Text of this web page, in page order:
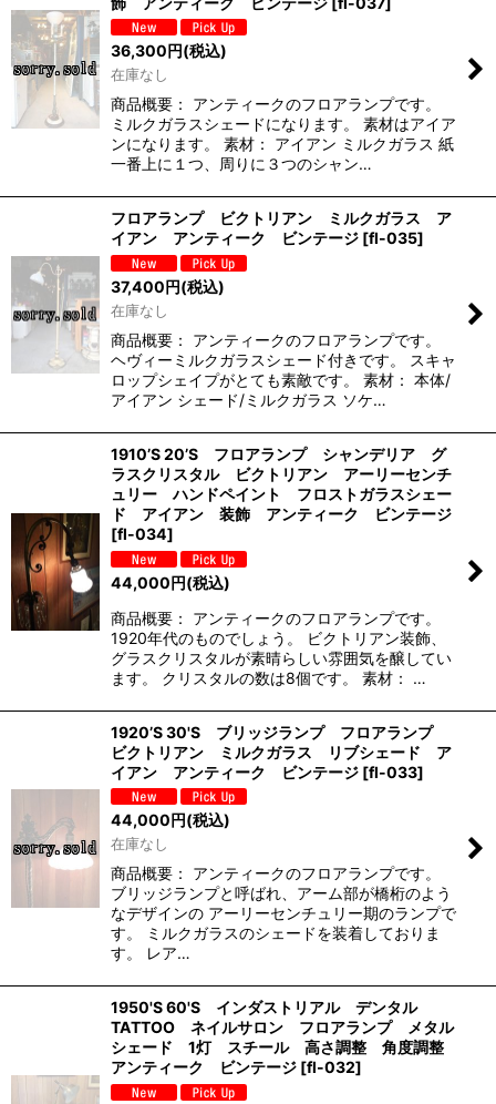
36,300円(税込)
在庫なし
商品概要： アンティークのフロアランプです。
ミルクガラスシェードになります。 素材はアイア
ンになります。 素材： アイアン ミルクガラス 紙
一番上に１つ、周りに３つのシャン…
フロアランプ ビクトリアン ミルクガラス ア
イアン アンティーク ビンテージ [fl-035]
37,400円(税込)
在庫なし
商品概要： アンティークのフロアランプです。
ヘヴィーミルクガラスシェード付きです。 スキャ
ロップシェイプがとても素敵です。 素材： 本体/
アイアン シェード/ミルクガラス ソケ…
1910’S 20’S フロアランプ シャンデリア グ
ラスクリスタル ビクトリアン アーリーセンチ
ュリー ハンドペイント フロストガラスシェー
ド アイアン 装飾 アンティーク ビンテージ
[fl-034]
44,000円(税込)
商品概要： アンティークのフロアランプです。
1920年代のものでしょう。 ビクトリアン装飾、
グラスクリスタルが素晴らしい雰囲気を醸してい
ます。 クリスタルの数は8個です。 素材： …
1920’S 30'S ブリッジランプ フロアランプ
ビクトリアン ミルクガラス リブシェード ア
イアン アンティーク ビンテージ [fl-033]
44,000円(税込)
在庫なし
商品概要： アンティークのフロアランプです。
ブリッジランプと呼ばれ、アーム部が橋桁のよう
なデザインの アーリーセンチュリー期のランプで
す。 ミルクガラスのシェードを装着しておりま
す。 レア…
1950'S 60'S インダストリアル デンタル
TATTOO ネイルサロン フロアランプ メタル
シェード 1灯 スチール 高さ調整 角度調整
アンティーク ビンテージ [fl-032]